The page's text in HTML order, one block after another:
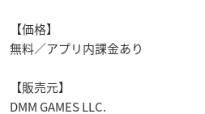
【価格】
無料／アプリ内課金あり
【販売元】
DMM GAMES LLC.